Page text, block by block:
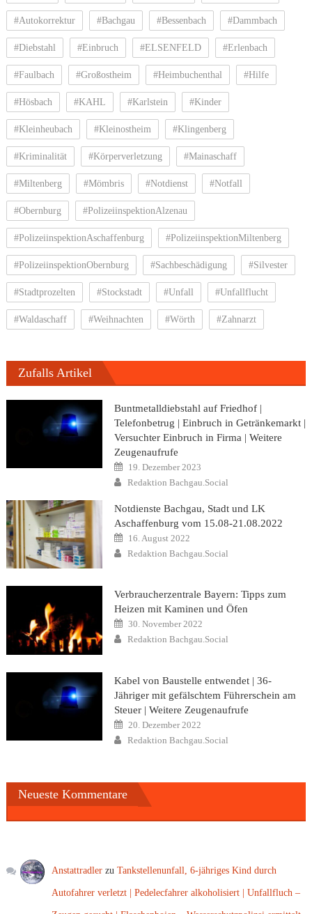
#Autokorrektur #Bachgau #Bessenbach #Dammbach
#Diebstahl #Einbruch #ELSENFELD #Erlenbach
#Faulbach #Großostheim #Heimbuchenthal #Hilfe
#Hösbach #KAHL #Karlstein #Kinder
#Kleinheubach #Kleinostheim #Klingenberg
#Kriminalität #Körperverletzung #Mainaschaff
#Miltenberg #Mömbris #Notdienst #Notfall
#Obernburg #PolizeiinspektionAlzenau
#PolizeiinspektionAschaffenburg #PolizeiinspektionMiltenberg
#PolizeiinspektionObernburg #Sachbeschädigung #Silvester
#Stadtprozelten #Stockstadt #Unfall #Unfallflucht
#Waldaschaff #Weihnachten #Wörth #Zahnarzt
Zufalls Artikel
Buntmetalldiebstahl auf Friedhof |
Telefonbetrug | Einbruch in Getränkemarkt |
Versuchter Einbruch in Firma | Weitere
Zeugenaufrufe
Posted
on
19. Dezember 2023
Author
Redaktion Bachgau.Social
Notdienste Bachgau, Stadt und LK
Aschaffenburg vom 15.08-21.08.2022
Posted
on
16. August 2022
Author
Redaktion Bachgau.Social
Verbraucherzentrale Bayern: Tipps zum
Heizen mit Kaminen und Öfen
Posted
on
30. November 2022
Author
Redaktion Bachgau.Social
Kabel von Baustelle entwendet | 36-
Jähriger mit gefälschtem Führerschein am
Steuer | Weitere Zeugenaufrufe
Posted
on
20. Dezember 2022
Author
Redaktion Bachgau.Social
Neueste Kommentare
Anstattradler zuTankstellenunfall, 6-jähriges Kind durch
Autofahrer verletzt | Pedelecfahrer alkoholisiert | Unfallfluch –